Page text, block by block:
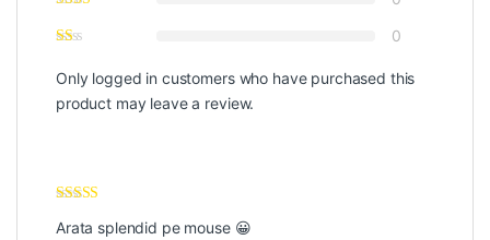
0
Only logged in customers who have purchased this
product may leave a review.
din 5
Arata splendid pe mouse 😀